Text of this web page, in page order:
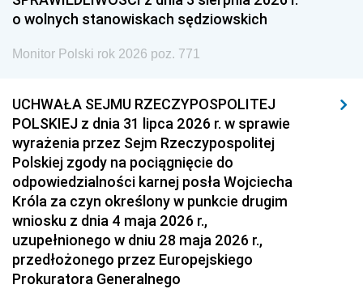
1954 1953 1952
1951 1950
1939 1938 1937
1936 1930
o wolnych stanowiskach sędziowskich
Monitor Polski rok 2026 poz. 771
UCHWAŁA SEJMU RZECZYPOSPOLITEJ
POLSKIEJ z dnia 31 lipca 2026 r. w sprawie
wyrażenia przez Sejm Rzeczypospolitej
Polskiej zgody na pociągnięcie do
odpowiedzialności karnej posła Wojciecha
Króla za czyn określony w punkcie drugim
wniosku z dnia 4 maja 2026 r.,
uzupełnionego w dniu 28 maja 2026 r.,
przedłożonego przez Europejskiego
Prokuratora Generalnego